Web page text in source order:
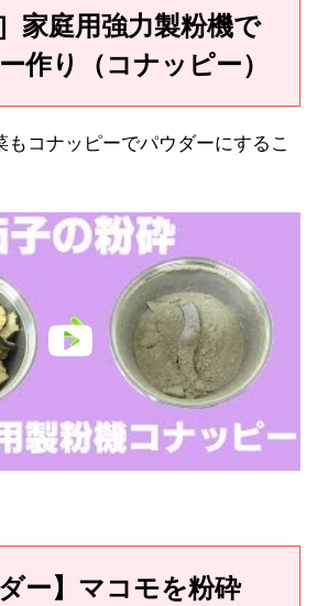
家庭用強力製粉機で
作り（コナッピー）
コナッピーでパウダーにするこ
ー】マコモを粉砕